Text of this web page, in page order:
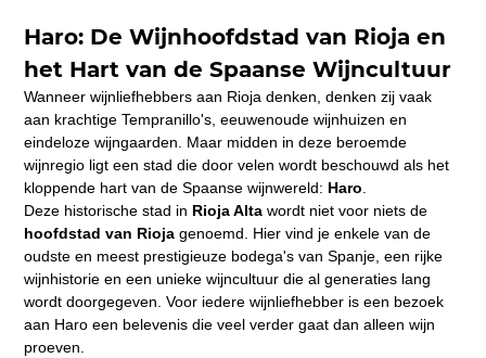
Haro: De Wijnhoofdstad van Rioja en
het Hart van de Spaanse Wijncultuur
Wanneer wijnliefhebbers aan Rioja denken, denken zij vaak
aan krachtige Tempranillo's, eeuwenoude wijnhuizen en
eindeloze wijngaarden. Maar midden in deze beroemde
wijnregio ligt een stad die door velen wordt beschouwd als het
kloppende hart van de Spaanse wijnwereld: Haro
Deze historische stad in Rioja Alta wordt niet voor niets de
hoofdstad van Rioja genoemd. Hier vind je enkele van de
oudste en meest prestigieuze bodega's van Spanje, een rijke
wijnhistorie en een unieke wijncultuur die al generaties lang
wordt doorgegeven. Voor iedere wijnliefhebber is een bezoek
aan Haro een belevenis die veel verder gaat dan alleen wijn
proeven.